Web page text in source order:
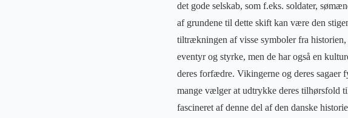
det gode selskab, som f.eks. soldater,
af grundene til dette skift kan være den
tiltrækningen af visse symboler fra
eventyr og styrke, men de har også en
deres forfædre. Vikingerne og deres sagaer
mange vælger at udtrykke deres tilhørsfold
fascineret af denne del af den danske